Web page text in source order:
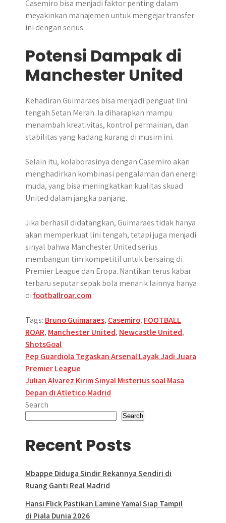
Casemiro bisa menjadi faktor penting dalam
meyakinkan manajemen untuk mengejar transfer
ini dengan serius.
Potensi Dampak di
Manchester United
Kehadiran Guimaraes bisa menjadi penguat lini
tengah Setan Merah. Ia diharapkan mampu
menambah kreativitas, kontrol permainan, dan
stabilitas yang kadang kurang di musim ini.
Selain itu, kolaborasinya dengan Casemiro akan
menghadirkan kombinasi pengalaman dan energi
muda, yang bisa meningkatkan kualitas skuad
United dalam jangka panjang.
Jika berhasil didatangkan, Guimaraes tidak hanya
akan memperkuat lini tengah, tetapi juga menjadi
sinyal bahwa Manchester United serius
membangun tim kompetitif untuk bersaing di
Premier League dan Eropa. Nantikan terus kabar
terbaru seputar sepak bola menarik lainnya hanya
difootballroar.com.
Tags: Bruno Guimaraes, Casemiro, FOOTBALL
ROAR, Manchester United, Newcastle United,
ShotsGoal
Post
navigation
Pep Guardiola Tegaskan Arsenal Layak Jadi Juara
Premier League
Julian Alvarez Kirim Sinyal Misterius soal Masa
Depan di Atletico Madrid
Search
Search
Recent Posts
Mbappe Diduga Sindir Rekannya Sendiri di
Ruang Ganti Real Madrid
Hansi Flick Pastikan Lamine Yamal Siap Tampil
di Piala Dunia 2026